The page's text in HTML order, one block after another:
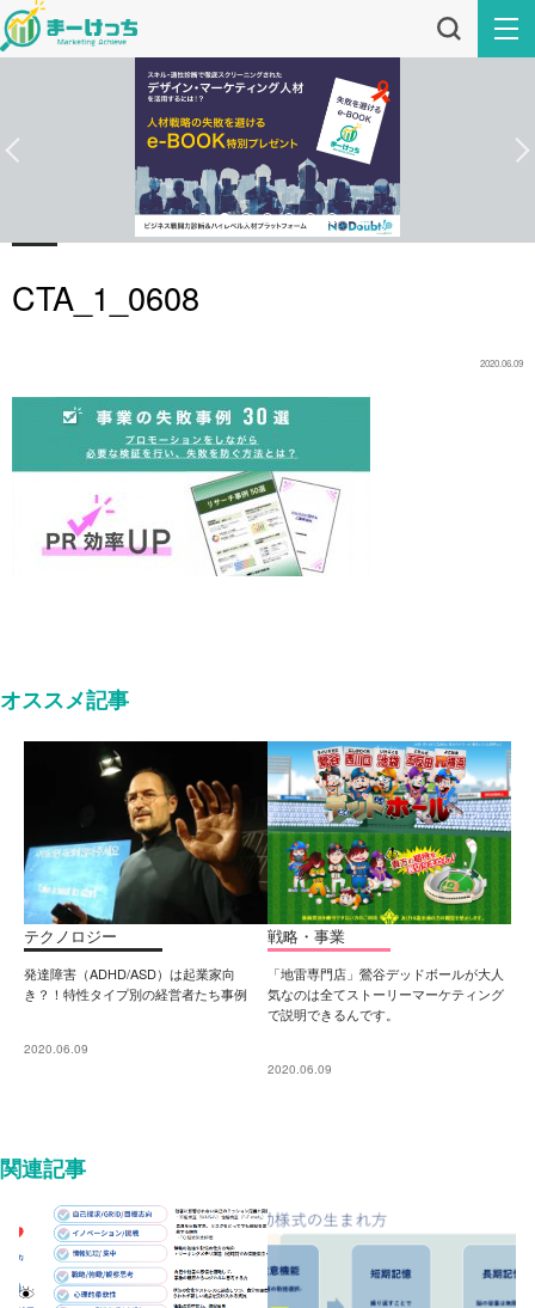
CTA_1_0608
2020.06.09
オススメ記事
テクノロジー
発達障害（ADHD/ASD）は起業家向
き？！特性タイプ別の経営者たち事例
2020.06.09
戦略・事業
「地雷専門店」鶯谷デッドボールが大人
気なのは全てストーリーマーケティング
で説明できるんです。
2020.06.09
関連記事